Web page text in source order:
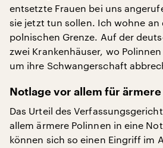
entsetzte Frauen bei uns
sie jetzt tun sollen. Ich wohne an
polnischen Grenze. Auf der
zwei Krankenhäuser, wo
um ihre Schwangerschaft
Notlage vor allem für ärmere
Das Urteil des
allem ärmere Polinnen in eine
können sich so einen Eingriff im